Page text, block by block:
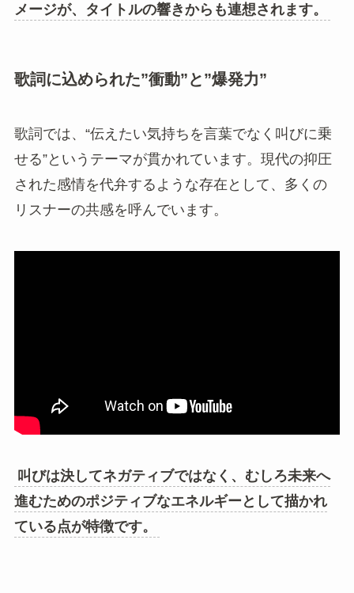
メージが、タイトルの響きからも連想されます。
歌詞に込められた”衝動”と”爆発力”
歌詞では、“伝えたい気持ちを言葉でなく叫びに乗
せる”というテーマが貫かれています。現代の抑圧
された感情を代弁するような存在として、多くの
リスナーの共感を呼んでいます。
叫びは決してネガティブではなく、むしろ未来へ
進むためのポジティブなエネルギーとして描かれ
ている点が特徴です。